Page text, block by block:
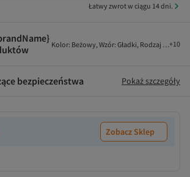
Łatwy zwrot w ciągu 14 dni.
Kolor: Beżowy,Wzór: Gładki, Rodzaj tkaniny
+10
bezpieczeństwa Pokaż szczegóły
Zobacz Sklep